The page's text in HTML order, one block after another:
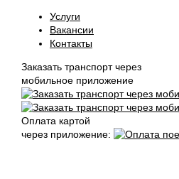
Услуги
Вакансии
Контакты
Заказать транспорт через
мобильное приложение
Оплата картой
через приложение: